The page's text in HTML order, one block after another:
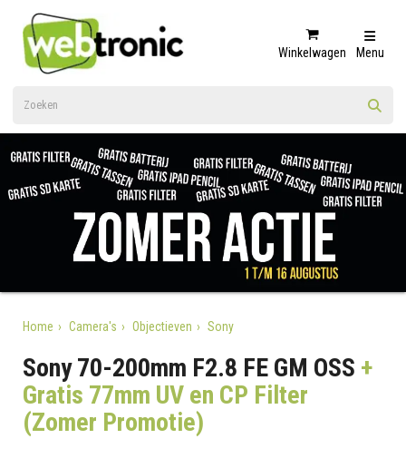
Winkelwagen Menu
Home Camera's Objectieven Sony
Sony 70-200mm F2.8 FE GM OSS +
Gratis 77mm UV en CP Filter
(Zomer Promotie)